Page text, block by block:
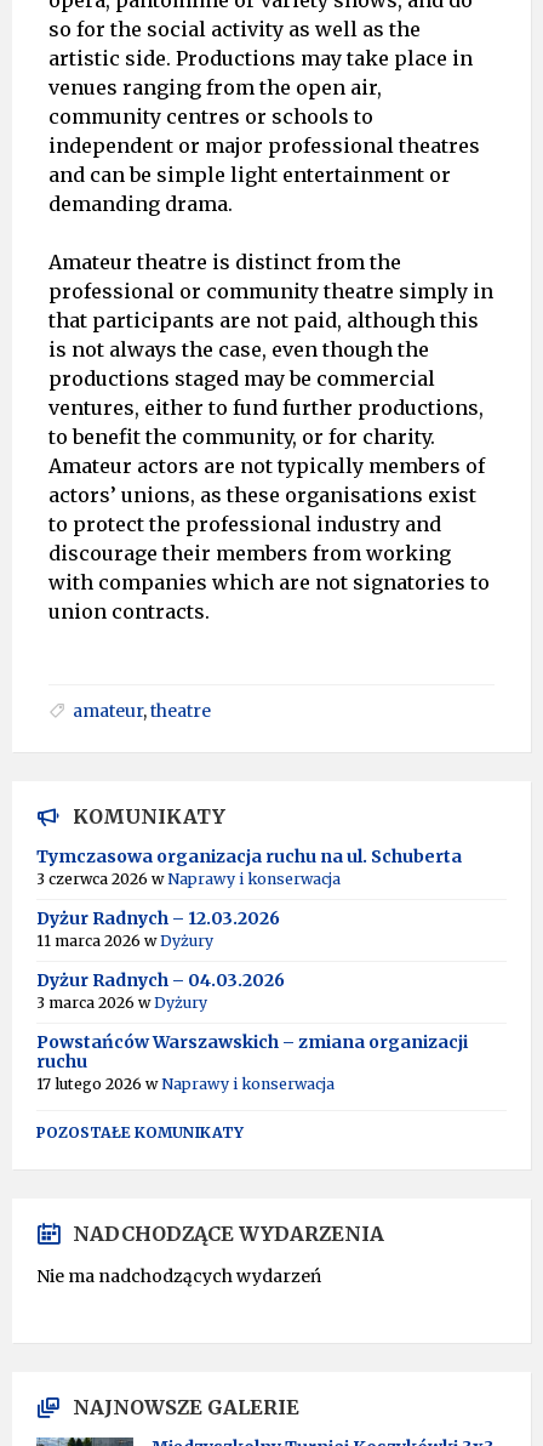
so for the social activity as well as the
artistic side. Productions may take place in
venues ranging from the open air,
community centres or schools to
independent or major professional theatres
and can be simple light entertainment or
demanding drama.
Amateur theatre is distinct from the
professional or community theatre simply in
that participants are not paid, although this
is not always the case, even though the
productions staged may be commercial
ventures, either to fund further productions,
to benefit the community, or for charity.
Amateur actors are not typically members of
actors’ unions, as these organisations exist
to protect the professional industry and
discourage their members from working
with companies which are not signatories to
union contracts.
amateur,theatre
KOMUNIKATY
Tymczasowa organizacja ruchu na ul. Schuberta
3 czerwca 2026 wNaprawy i konserwacja
Dyżur Radnych – 12.03.2026
11 marca 2026 wDyżury
Dyżur Radnych – 04.03.2026
3 marca 2026 wDyżury
Powstańców Warszawskich – zmiana organizacji
ruchu
17 lutego 2026 wNaprawy i konserwacja
POZOSTAŁE KOMUNIKATY
NADCHODZĄCE WYDARZENIA
Nie ma nadchodzących wydarzeń
NAJNOWSZE GALERIE